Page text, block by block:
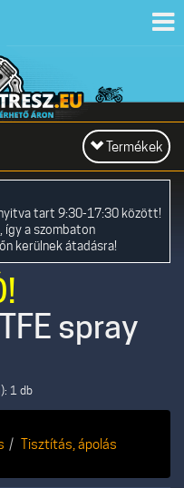
Toggle
navigation
Termékek
tart 9:30-17:30 között!
így a szombaton
kerülnek átadásra!
spray
1 db
Tisztítás, ápolás